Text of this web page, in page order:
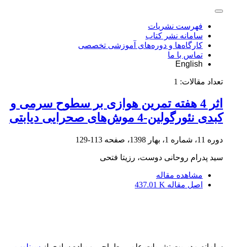
فهرست نشریات
سامانه نشر کتاب
کارگاه‌ها و دوره‌های آموزشی تخصصی
تماس با ما
English
تعداد مقالات: 1
اثر 4 هفته تمرین هوازی بر سطوح سرمی و
کبدی نئورگولین-4 موش‌های صحرایی دیابتی
دوره 11، شماره 1، بهار 1398، صفحه 113-129
سید پدرام روحانی دوست، رزیتا فتحی
مشاهده مقاله
اصل مقاله 437.01 K